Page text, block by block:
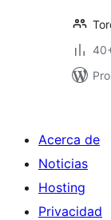
Acerca de
Noticias
Hosting
Privacidad